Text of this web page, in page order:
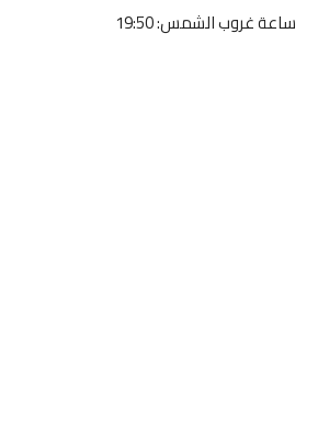
ساعة غروب الشمس: 19:50